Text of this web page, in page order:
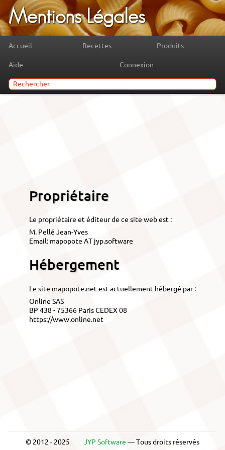
Mentions Légales
Accueil Recettes Produits
Aide Connexion
Propriétaire
Le propriétaire et éditeur de ce site web est :
M. Pellé Jean-Yves
Email: mapopote AT jyp.software
Hébergement
Le site mapopote.net est actuellement hébergé par :
Online SAS
BP 438 - 75366 Paris CEDEX 08
https://www.online.net
© 2012 - 2025 JYP Software — Tous droits réservés